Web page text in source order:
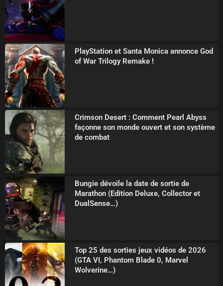
PlayStation et Santa Monica annonce God
of War Trilogy Remake !
Crimson Desert : Comment Pearl Abyss
façonne son monde ouvert et son système
de combat
Bungie dévoile la date de sortie de
Marathon (Edition Deluxe, Collector et
DualSense…)
Top 25 des sorties jeux vidéos de 2026
(GTA VI, Phantom Blade 0, Marvel
Wolverine…)